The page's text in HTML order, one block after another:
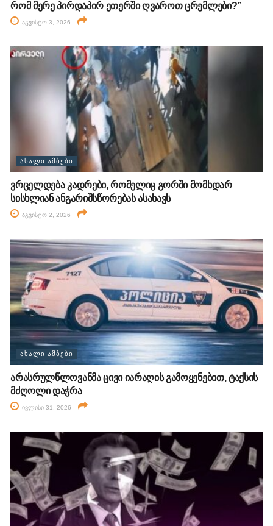
რომ მერე პირდაპირ ეთერში ღვაროთ ცრემლები?”
აგვისტო 3, 2026
ᲐᲮᲐᲚᲘ ᲐᲛᲑᲔᲑᲘ
ვრცელდება კადრები, რომელიც გორში მომხდარ
სისხლიან ანგარიშსწორებას ასახავს
აგვისტო 2, 2026
ᲐᲮᲐᲚᲘ ᲐᲛᲑᲔᲑᲘ
არასრულწლოვანმა ცივი იარაღის გამოყენებით, ტაქსის
მძღოლი დაჭრა
ივლისი 31, 2026